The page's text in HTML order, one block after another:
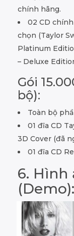
chính hãng.
02 CD
chọn (Taylor
Platinum
– Deluxe
Gói
bộ):
Toàn bộ
01 đĩa CD
3D Cover (đã
01 đĩa CD
6. Hình
(Demo):